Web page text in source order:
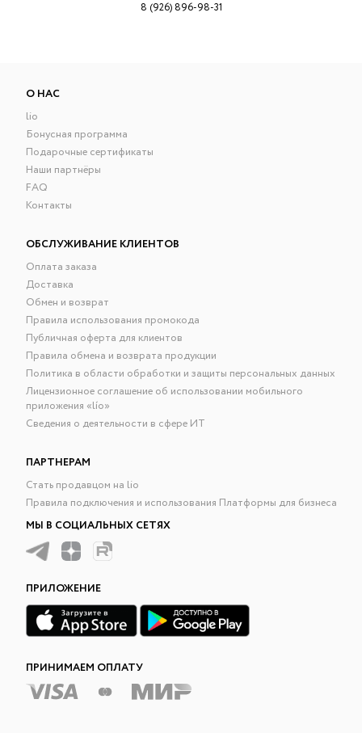
8 (926) 896-98-31
О НАС
lio
Бонусная программа
Подарочные сертификаты
Наши партнёры
FAQ
Контакты
ОБСЛУЖИВАНИЕ КЛИЕНТОВ
Оплата заказа
Доставка
Обмен и возврат
Правила использования промокода
Публичная оферта для клиентов
Правила обмена и возврата продукции
Политика в области обработки и защиты персональных данных
Лицензионное соглашение об использовании мобильного
приложения «lío»
Сведения о деятельности в сфере ИТ
ПАРТНЕРАМ
Стать продавцом на lio
Правила подключения и использования Платформы для бизнеса
МЫ В СОЦИАЛЬНЫХ СЕТЯХ
ПРИЛОЖЕНИЕ
ПРИНИМАЕМ ОПЛАТУ